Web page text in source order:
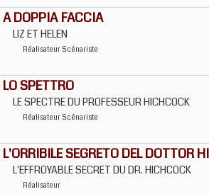
A DOPPIA FACCIA
LIZ ET HELEN
Réalisateur Scénariste
LO SPETTRO
LE SPECTRE DU PROFESSEUR HICHCOCK
Réalisateur Scénariste
L'ORRIBILE SEGRETO DEL DOTTOR
L'EFFROYABLE SECRET DU DR. HICHCOCK
Réalisateur